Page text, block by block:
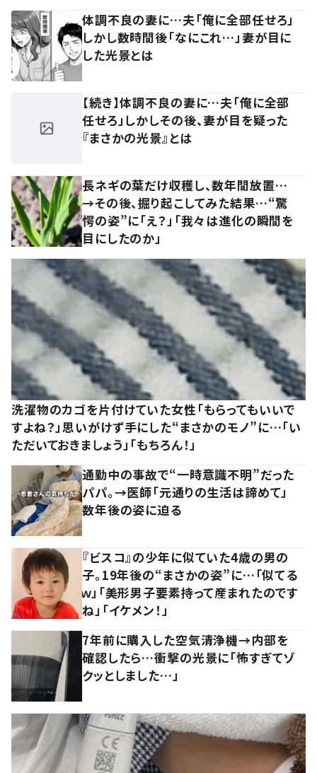
体調不良の妻に…夫「俺に全部任せろ」
しかし数時間後「なにこれ…」妻が目に
した光景とは
【続き】体調不良の妻に…夫「俺に全部
任せろ」しかしその後、妻が目を疑った
『まさかの光景』とは
長ネギの葉だけ収穫し、数年間放置…
→その後、掘り起こしてみた結果…“驚
愕の姿”に「え？」「我々は進化の瞬間を
目にしたのか」
洗濯物のカゴを片付けていた女性「もらってもいいで
すよね？」思いがけず手にした“まさかのモノ”に…「い
ただいておきましょう」「もちろん！」
通勤中の事故で“一時意識不明”だった
パパ。→医師「元通りの生活は諦めて」
数年後の姿に迫る
『ビスコ』の少年に似ていた4歳の男の
子。19年後の“まさかの姿”に…「似てる
ｗ」「美形男子要素持って産まれたのです
ね」「イケメン！」
7年前に購入した空気清浄機→内部を
確認したら…衝撃の光景に「怖すぎてゾ
クッとしました…」